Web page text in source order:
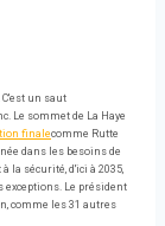
un saut
Le sommet de La Haye
finalecomme Rutte
dans les besoins de
la sécurité, d'ici à 2035,
Le président
comme les 31 autres